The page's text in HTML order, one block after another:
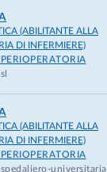
(ABILITANTE ALLA
DI INFERMIERE)
(ABILITANTE ALLA
DI INFERMIERE)
universitaria